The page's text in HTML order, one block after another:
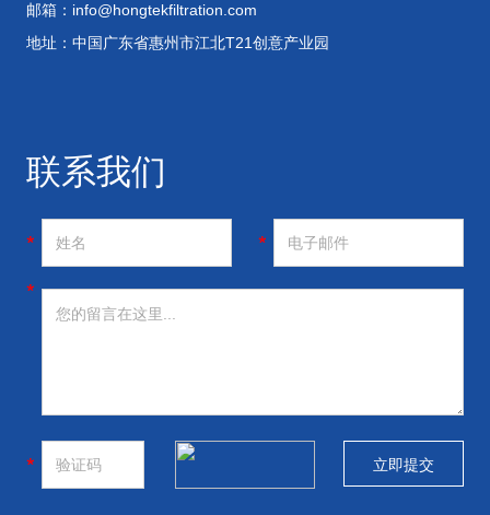
邮箱： info@hongtekfiltration.com
地址：中国广东省惠州市江北T21创意产业园
联系我们